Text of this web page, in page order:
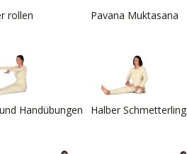
rollen Pavana Muktasana
Handübungen Halber Schmetterling